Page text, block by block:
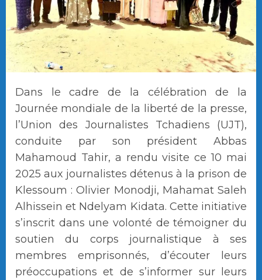
Dans le cadre de la célébration de la
Journée mondiale de la liberté de la presse,
l’Union des Journalistes Tchadiens (UJT),
conduite par son président Abbas
Mahamoud Tahir, a rendu visite ce 10 mai
2025 aux journalistes détenus à la prison de
Klessoum : Olivier Monodji, Mahamat Saleh
Alhissein et Ndelyam Kidata. Cette initiative
s’inscrit dans une volonté de témoigner du
soutien du corps journalistique à ses
membres emprisonnés, d’écouter leurs
préoccupations et de s’informer sur leurs